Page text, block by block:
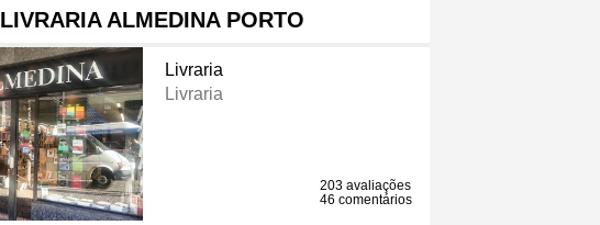
LIVRARIA ALMEDINA PORTO
Livraria
Livraria
203 avaliações
46 comentários